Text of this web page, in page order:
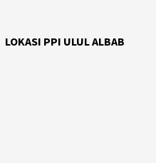
LOKASI PPI ULUL ALBAB